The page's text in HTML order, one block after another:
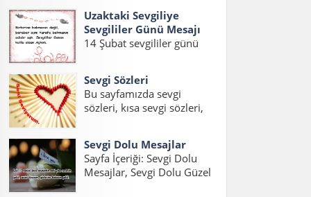
sözler,sevgiliye güzel...
güzel mesajlar, kocama
mesaj konuları üzerinde bir
sayfa hazırladık. İnsanların
birisidir iyi...
Uzaktaki Sevgiliye
Sevgililer Günü Mesajı
14 Şubat sevgililer günü
sevgililer günü mesajları
hazırladık. Gurbetteki
Sevgiliye Sevgililer Günü
Sevgililer Günü Mesajı Kısa
ve Uzaktaki Sevgiliye
Sevgililer Günü...
Sevgi Sözleri
Bu sayfamızda sevgi
sözleri, kısa sevgi sözleri,
sevgi sözcükleri ile ilgili
yazıları bulabilirsiniz.
Sevgili varsa, aşk varsa
Sevgi Dolu Mesajlar
Sayfa İçeriği: Sevgi Dolu
Mesajlar, Sevgi Dolu Güzel